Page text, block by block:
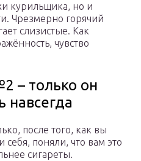
курильщика, но и
Чрезмерно горячий
слизистые. Как
чувство
– только он
навсегда
после того, как вы
себя, поняли, что вам это
сигареты.